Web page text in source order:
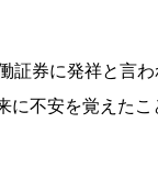
証券に発祥と言
不安を覚えた